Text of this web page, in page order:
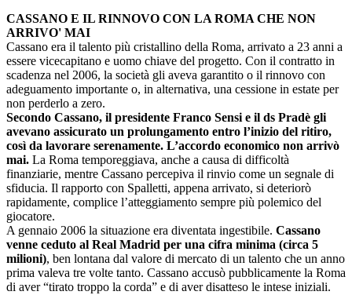
CASSANO E IL RINNOVO CON LA ROMA CHE NON
ARRIVO' MAI
Cassano era il talento più cristallino della Roma, arrivato a 23 anni a
essere vicecapitano e uomo chiave del progetto. Con il contratto in
scadenza nel 2006, la società gli aveva garantito o il rinnovo con
adeguamento importante o, in alternativa, una cessione in estate per
non perderlo a zero.
Secondo Cassano, il presidente Franco Sensi e il ds Pradè gli
avevano assicurato un prolungamento entro l’inizio del ritiro,
così da lavorare serenamente. L’accordo economico non arrivò
mai. La Roma temporeggiava, anche a causa di difficoltà
finanziarie, mentre Cassano percepiva il rinvio come un segnale di
sfiducia. Il rapporto con Spalletti, appena arrivato, si deteriorò
rapidamente, complice l’atteggiamento sempre più polemico del
giocatore.
A gennaio 2006 la situazione era diventata ingestibile. Cassano
venne ceduto al Real Madrid per una cifra minima (circa 5
milioni), ben lontana dal valore di mercato di un talento che un anno
prima valeva tre volte tanto. Cassano accusò pubblicamente la Roma
di aver “tirato troppo la corda” e di aver disatteso le intese iniziali.